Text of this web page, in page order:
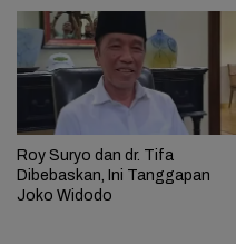
Roy Suryo dan dr. Tifa
Dibebaskan, Ini Tanggapan
Joko Widodo